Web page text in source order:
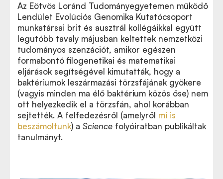
Az Eötvös Loránd Tudományegyetemen működő
Lendület Evolúciós Genomika Kutatócsoport
munkatársai brit és ausztrál kollégáikkal együtt
legutóbb tavaly májusban keltettek nemzetközi
tudományos szenzációt, amikor egészen
formabontó filogenetikai és matematikai
eljárások segítségével kimutatták, hogy a
baktériumok leszármazási törzsfájának gyökere
(vagyis minden ma élő baktérium közös őse) nem
ott helyezkedik el a törzsfán, ahol korábban
sejtették. A felfedezésről (amelyről mi is
beszámoltunk) a Science folyóiratban publikáltak
tanulmányt.